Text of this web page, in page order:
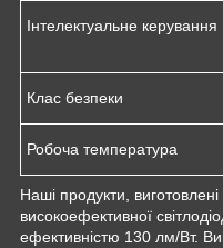
Інтелектуальне керування
Клас безпеки
Робоча температура
Наші продукти,
високоефективної
ефективністю 130 лм/Вт.